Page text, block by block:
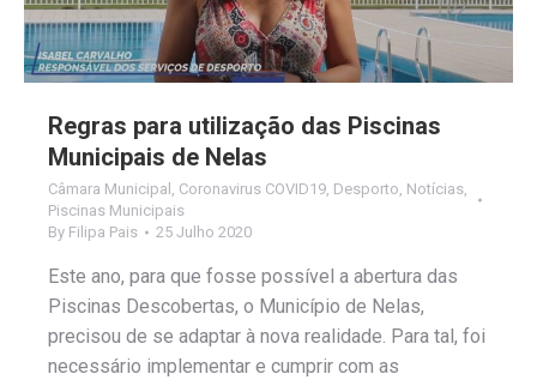
Regras para utilização das Piscinas
Municipais de Nelas
Câmara Municipal Coronavirus COVID19 Desporto Notícias
Piscinas Municipais
By Filipa Pais 25 Julho 2020
Este ano, para que fosse possível a abertura das
Piscinas Descobertas, o Município de Nelas,
precisou de se adaptar à nova realidade. Para tal, foi
necessário implementar e cumprir com as